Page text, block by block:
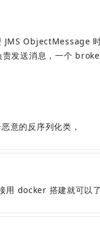
JMS ObjectMessage
发送消息，一个
意的反序列化类，
docker 搭建就可以了